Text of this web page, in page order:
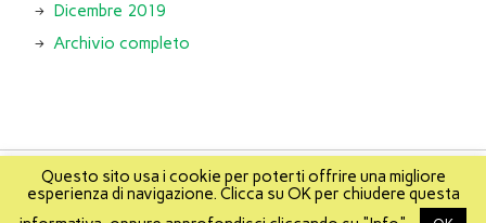
Dicembre 2019
Archivio completo
About Info About Mikis Mappa del sito
Questo sito usa i cookie per poterti offrire una migliore
esperienza di navigazione. Clicca su OK per chiudere questa